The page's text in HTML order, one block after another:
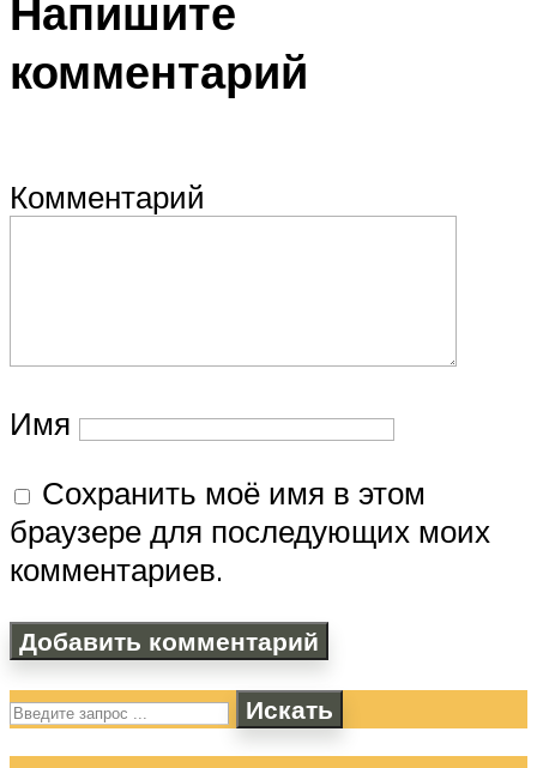
Напишите
комментарий
Комментарий
Имя
Сохранить моё имя в этом
браузере для последующих моих
комментариев.
Искать